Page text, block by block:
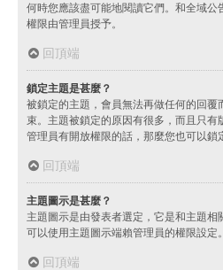
何時您應該盡可能地閱讀它們。和全域公
權限由管理員授予。
回頂端
鎖定主題是甚麼？
被鎖定的主題，會員無法再做任何的回覆
束。主題被鎖定的原因有很多，而且只
管理員有開放權限的話，那麼您也可以鎖
回頂端
主題圖示是甚麼？
主題圖示是由發表者選定，它是和主題
可以使用主題圖示端賴管理員的權限設定。
回頂端